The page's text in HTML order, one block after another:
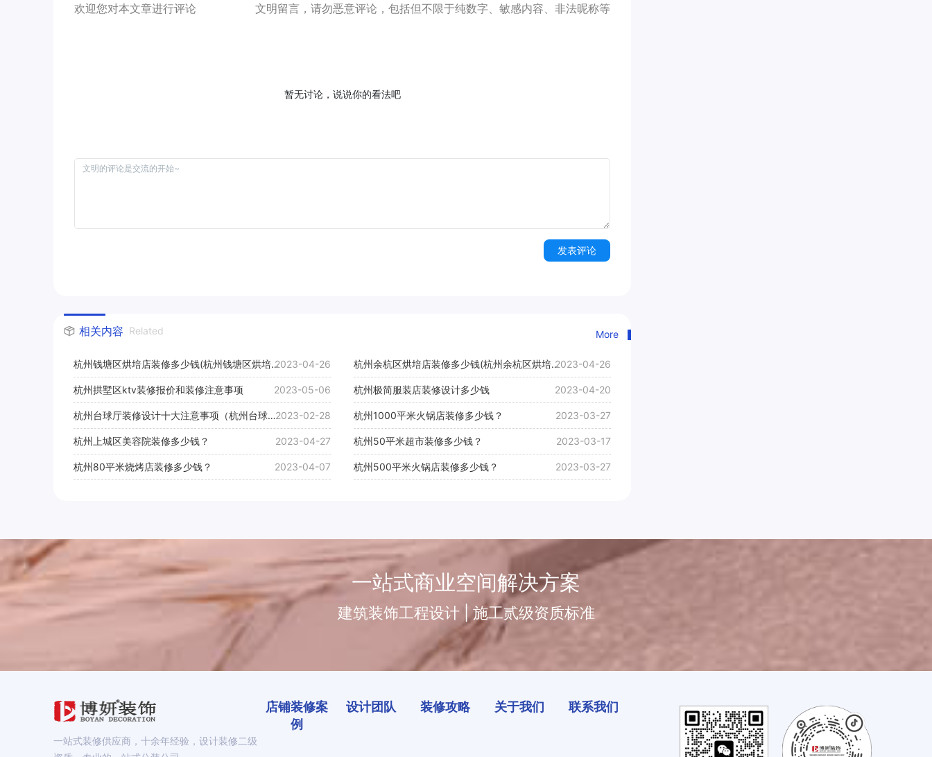
欢迎您对本文章进行评论 文明留言，请勿恶意评论，包括但不限于纯数字、敏感内容、非法昵称等
暂无讨论，说说你的看法吧
发表评论
相关内容 Related More
杭州钱塘区烘培店装修多少钱(杭州钱塘区烘培店
装修价格)
2023-04-26 杭州余杭区烘培店装修多少钱(杭州余杭区烘培店
装修价格)
2023-04-26
杭州拱墅区ktv装修报价和装修注意事项 2023-05-06 杭州极简服装店装修设计多少钱 2023-04-20
杭州台球厅装修设计十大注意事项（杭州台球厅
装修设计公司推荐）
2023-02-28 杭州1000平米火锅店装修多少钱？ 2023-03-27
杭州上城区美容院装修多少钱？ 2023-04-27 杭州50平米超市装修多少钱？ 2023-03-17
杭州80平米烧烤店装修多少钱？ 2023-04-07 杭州500平米火锅店装修多少钱？ 2023-03-27
一站式商业空间解决方案
建筑装饰工程设计 | 施工贰级资质标准
一站式装修供应商，十余年经验，设计装修二级
店铺装修案
例
设计团队 装修攻略 关于我们 联系我们